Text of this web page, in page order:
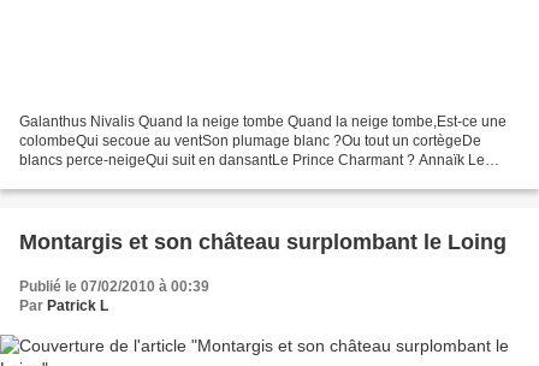
Galanthus Nivalis Quand la neige tombe Quand la neige tombe,Est-ce une
colombeQui secoue au ventSon plumage blanc ?Ou tout un cortègeDe
blancs perce-neigeQui suit en dansantLe Prince Charmant ? Annaïk Le
Montargis et son château surplombant le Loing
Publié le 07/02/2010 à 00:39
Par Patrick L